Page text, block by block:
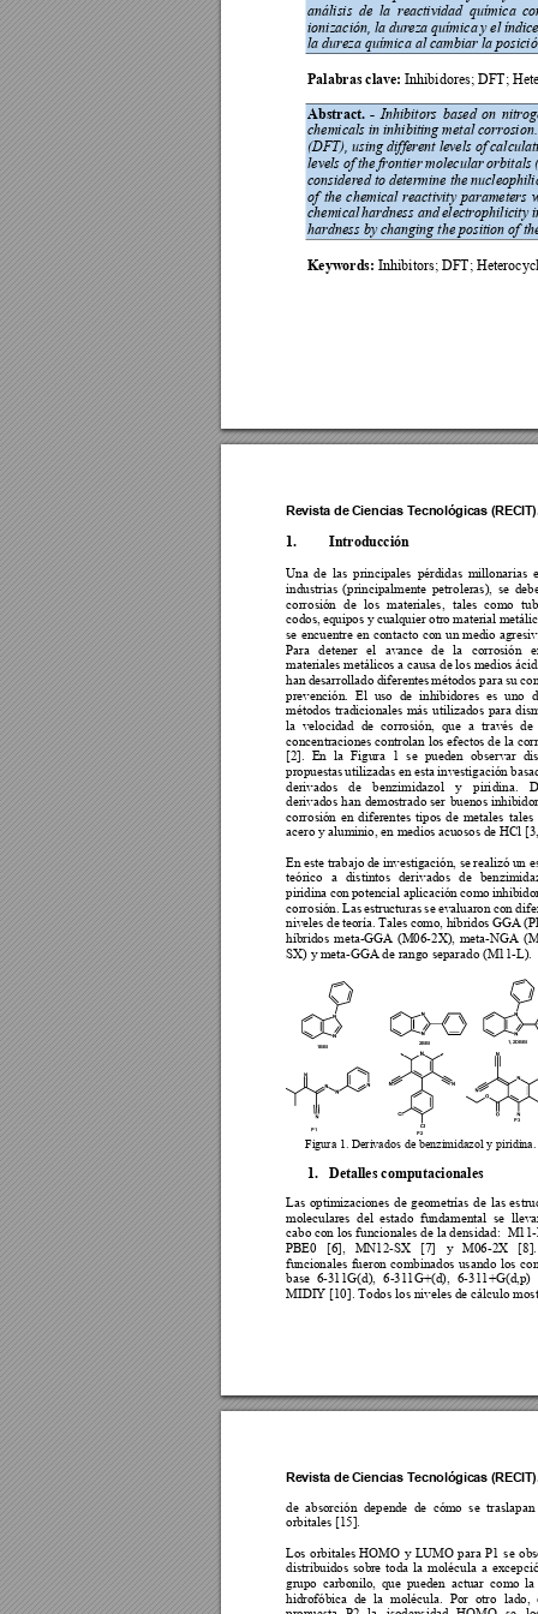
análisis  de la  reactividad  química
ionización, la dureza química y el
la dureza química al cambiar la
Palabras clave: Inhibidores; DFT;
Abstract. - Inhibitors based on nit
chemicals in inhibiting metal
(DFT), using different levels of
levels of the frontier molecular orbitals
considered to determine the
of the chemical reactivity parameters
chemical hardness and electrophilicity
hardness by changing the position of
Keywords: Inhibitors; DFT;
Revista de Ciencias Tecnológicas (RECI
1. Introducción
Una de las principales pérdidas millonarias
industrias (principalmente petroleras), se
corrosión de los materiales, tales como
codos, equipos y cualquier otro material m
se encuentre en contacto con un medio ag
Para detener el avance de la corrosión
materiales metálicos a causa de los medios
han desarrollado diferentes métodos para su
prevención. El uso de inhibidores es uno
métodos tradicionales más utilizados para
la velocidad de corrosión, que a través de
concentraciones controlan los efectos de la
[2]. En la Figura 1 se pueden observar
propuestas utilizadas en esta investigación bas
derivados
de benzimidazol y piridina.
derivados han demostrado ser buenos
corrosión en diferentes tipos de metales tales
acero y aluminio, en medios acuosos de HCl
En este trabajo de investigación, se realizó un
teórico a distintos derivados de
piridina con potencial aplicación como inhib
corrosión. Las estructuras se evaluaron con
niveles de teoría. Tales como, híbridos GGA
híbridos meta-GGA (M06-2X), meta-NGA
SX) y meta-GGA de rango separado (M1 1-L).
Figura 1. Derivados de benzimidazol y piridina.
1. Detalles computacionales
Las optimizaciones de geometrías de las
moleculares  del  estado  fundamental  se llev
cabo con los funcionales de la densidad: M11-
PBE0 [6], MN12-SX [7] y M06-2X [
funcionales fueron combinados usando los
base 6-311G(d), 6-311G+(d), 6-311+G(d,p)
MIDIY [10]. Todos los niveles de cálculo
P3
1BBI
P2
1,2DBBI
P1
2BBI
Revista de Ciencias Tecnológicas (RECI
de  absorción  depende  de  cómo  se  traslapan
orbitales [15].
Los orbitales HOMO y LUMO para P1 se
distribuidos sobre toda la molécula a
grupo carbonilo, que pueden actuar como la
hidrofóbica de la molécula. Por otro lado,